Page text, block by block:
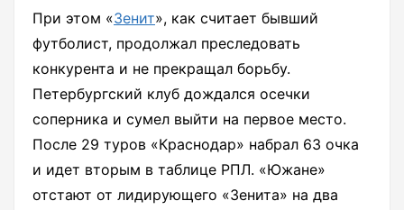
При этом «Зенит», как считает бывший
футболист, продолжал преследовать
конкурента и не прекращал борьбу.
Петербургский клуб дождался осечки
соперника и сумел выйти на первое место.
После 29 туров «Краснодар» набрал 63 очка
и идет вторым в таблице РПЛ. «Южане»
отстают от лидирующего «Зенита» на два